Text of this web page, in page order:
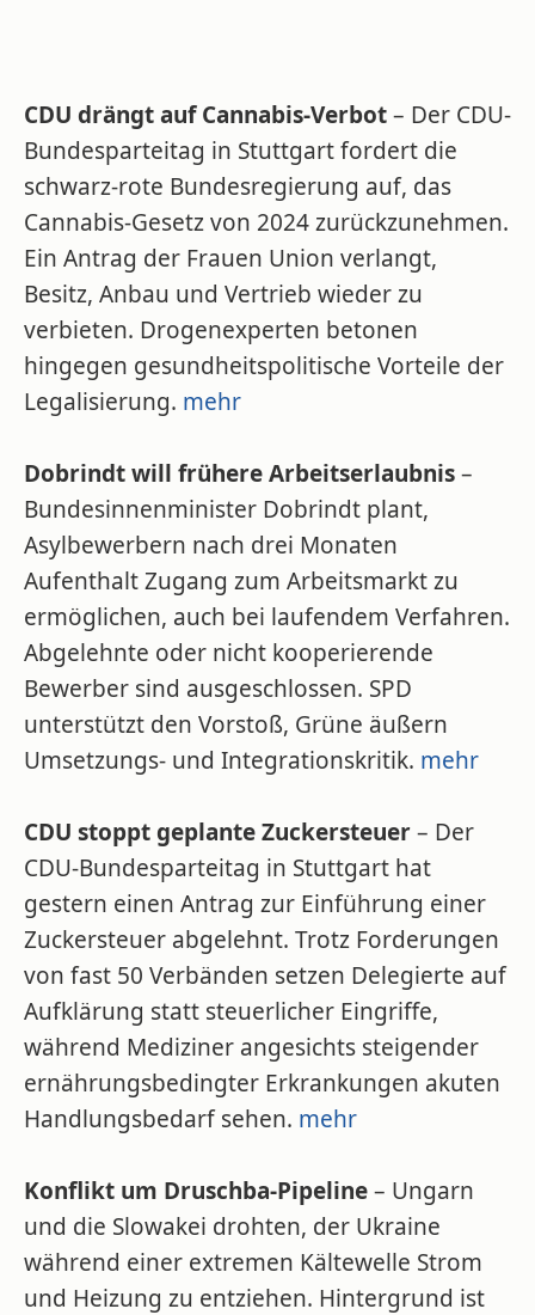
CDU drängt auf Cannabis-Verbot– Der CDU-
Bundesparteitag in Stuttgart fordert die
schwarz-rote Bundesregierung auf, das
Cannabis-Gesetz von 2024 zurückzunehmen.
Ein Antrag der Frauen Union verlangt,
Besitz, Anbau und Vertrieb wieder zu
verbieten. Drogenexperten betonen
hingegen gesundheitspolitische Vorteile der
Legalisierung. mehr
Dobrindt will frühere Arbeitserlaubnis–
Bundesinnenminister Dobrindt plant,
Asylbewerbern nach drei Monaten
Aufenthalt Zugang zum Arbeitsmarkt zu
ermöglichen, auch bei laufendem Verfahren.
Abgelehnte oder nicht kooperierende
Bewerber sind ausgeschlossen. SPD
unterstützt den Vorstoß, Grüne äußern
Umsetzungs- und Integrationskritik. mehr
CDU stoppt geplante Zuckersteuer– Der
CDU-Bundesparteitag in Stuttgart hat
gestern einen Antrag zur Einführung einer
Zuckersteuer abgelehnt. Trotz Forderungen
von fast 50 Verbänden setzen Delegierte auf
Aufklärung statt steuerlicher Eingriffe,
während Mediziner angesichts steigender
ernährungsbedingter Erkrankungen akuten
Handlungsbedarf sehen. mehr
Konflikt um Druschba-Pipeline– Ungarn
und die Slowakei drohten, der Ukraine
während einer extremen Kältewelle Strom
und Heizung zu entziehen. Hintergrund ist